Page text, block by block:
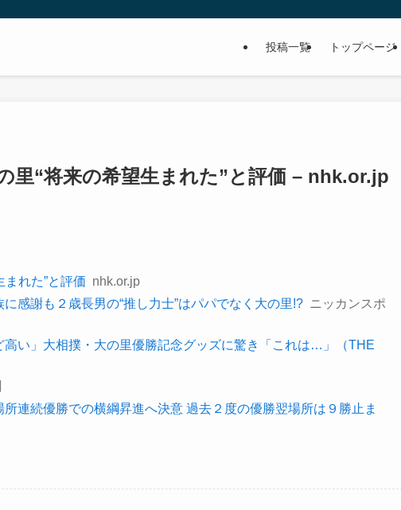
投稿一覧 トップページ
里“将来の希望生まれた”と評価 – nhk.or.jp
れた”と評価 nhk.or.jp
感謝も２歳長男の“推し力士”はパパでなく大の里!? ニッカンスポ
い」大相撲・大の里優勝記念グッズに驚き「これは…」（THE
連続優勝での横綱昇進へ決意 過去２度の優勝翌場所は９勝止ま